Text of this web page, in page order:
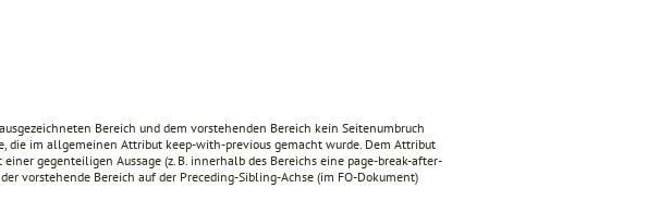
Bereich und dem vorstehenden Bereich kein Seitenumbruch
die im allgemeinen Attribut keep-with-previous gemacht wurde. Dem Attribut
gegenteiligen Aussage (z. B. innerhalb des Bereichs eine page-break-after-
vorstehende Bereich auf der Preceding-Sibling-Achse (im FO-Dokument)